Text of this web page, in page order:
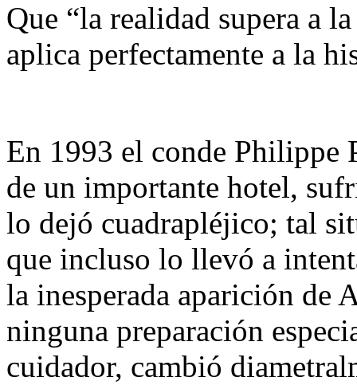
Que “la realidad supera a
aplica perfectamente a la
En 1993 el conde Philippe
de un importante hotel,
lo dejó cuadrapléjico; tal
que incluso lo llevó a
la inesperada aparición de
ninguna preparación
cuidador, cambió